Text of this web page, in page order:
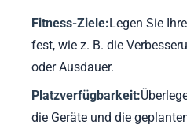
Fitness-Ziele:Legen Sie
fest, wie z. B. die
oder Ausdauer.
Platzverfügbarkeit:
die Geräte und die